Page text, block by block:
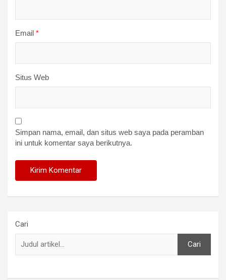
Email *
Situs Web
Simpan nama, email, dan situs web saya pada peramban
ini untuk komentar saya berikutnya.
Cari
Cari